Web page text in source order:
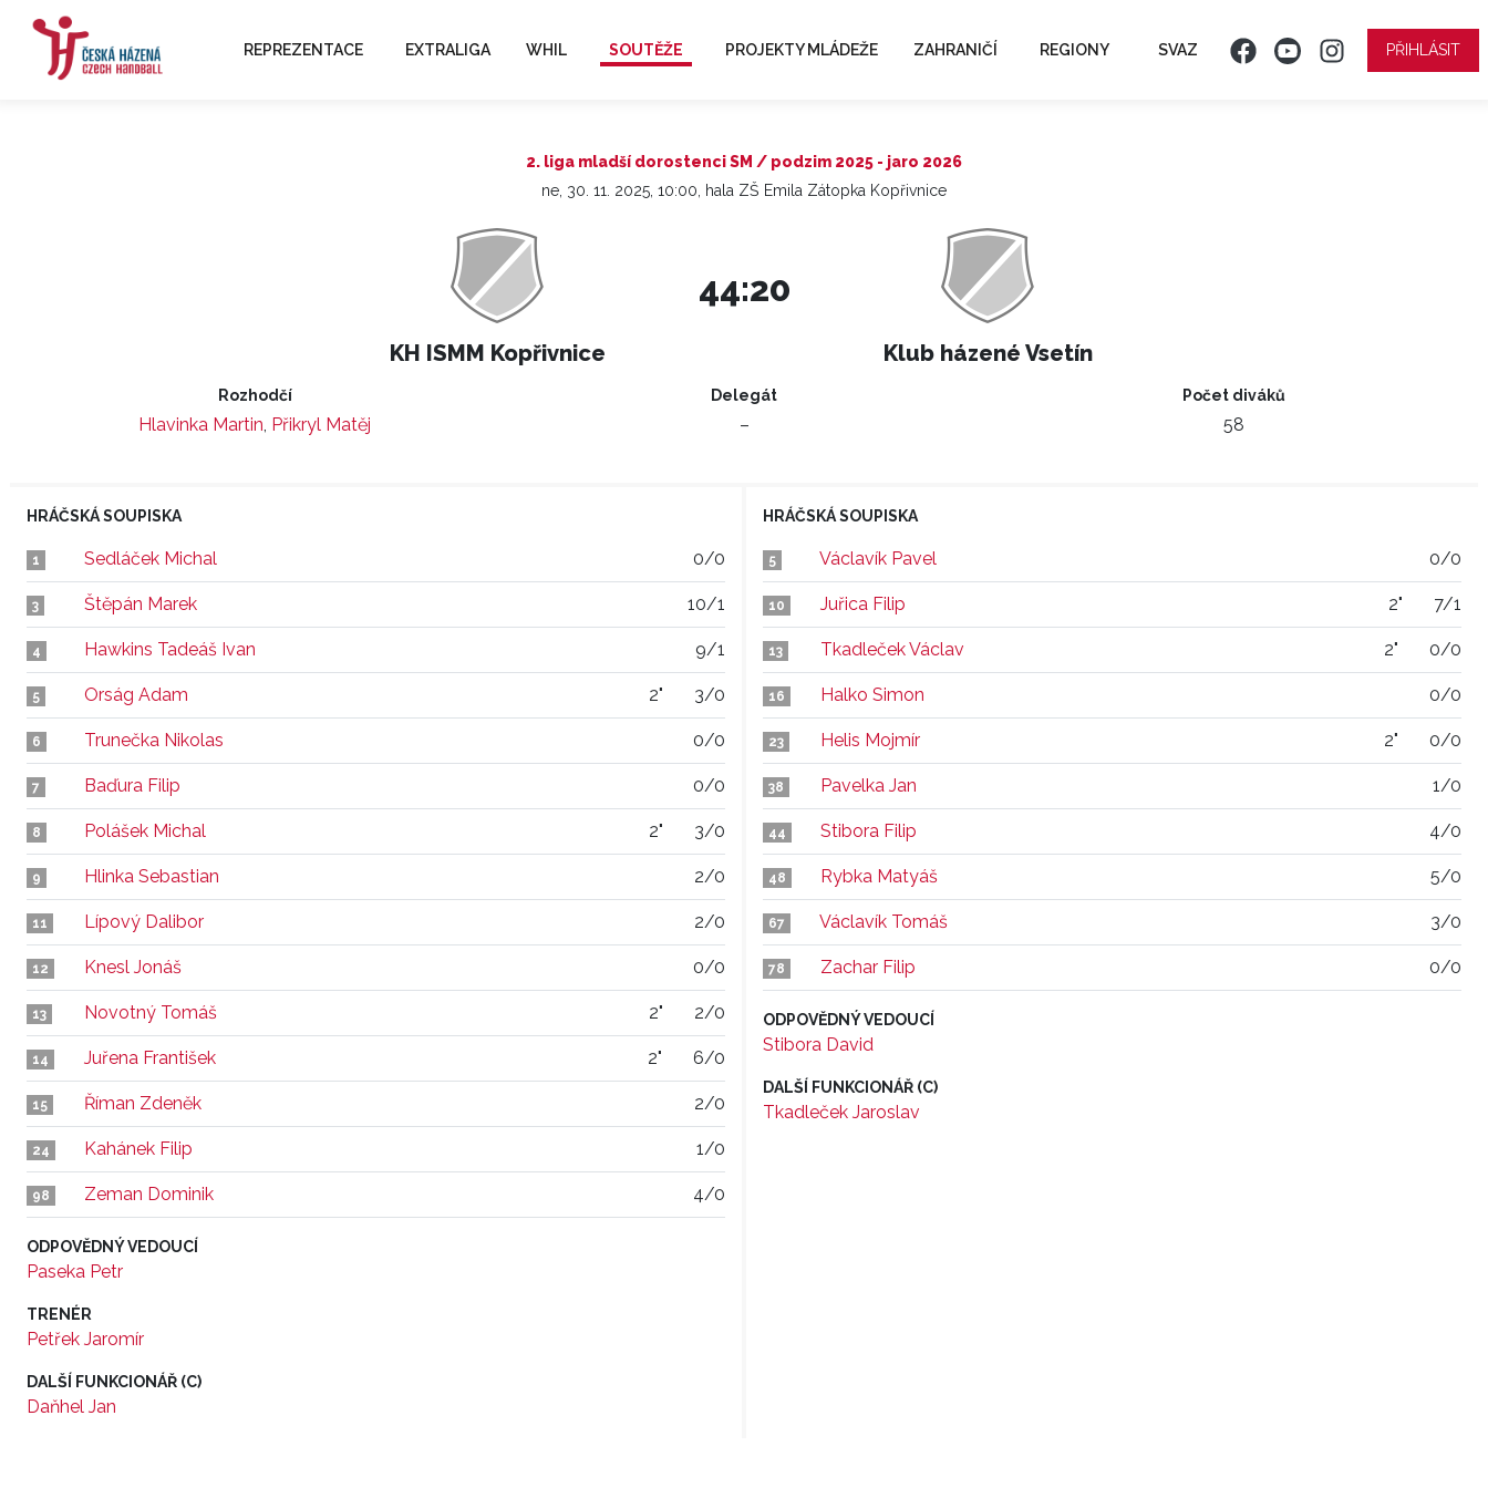
REPREZENTACE EXTRALIGA WHIL SOUTĚŽE PROJEKTY MLÁDEŽE ZAHRANIČÍ REGIONY SVAZ PŘIHLÁSIT
2. liga mladší dorostenci SM / podzim 2025 - jaro 2026
ne, 30. 11. 2025, 10:00, hala ZŠ Emila Zátopka Kopřivnice
KH ISMM Kopřivnice
44:20
Klub házené Vsetín
Rozhodčí
Hlavinka Martin, Přikryl Matěj
Delegát
–
Počet diváků
58
HRÁČSKÁ SOUPISKA
1 Sedláček Michal 0/0
3 Štěpán Marek 10/1
4 Hawkins Tadeáš Ivan 9/1
5 Orság Adam 2" 3/0
6 Trunečka Nikolas 0/0
7 Baďura Filip 0/0
8 Polášek Michal 2" 3/0
9 Hlinka Sebastian 2/0
11 Lípový Dalibor 2/0
12 Knesl Jonáš 0/0
13 Novotný Tomáš 2" 2/0
14 Juřena František 2" 6/0
15 Říman Zdeněk 2/0
24 Kahánek Filip 1/0
98 Zeman Dominik 4/0
ODPOVĚDNÝ VEDOUCÍ
Paseka Petr
TRENÉR
Petřek Jaromír
DALŠÍ FUNKCIONÁŘ (C)
Daňhel Jan
HRÁČSKÁ SOUPISKA
5 Václavík Pavel 0/0
10 Juřica Filip 2" 7/1
13 Tkadleček Václav 2" 0/0
16 Halko Simon 0/0
23 Helis Mojmír 2" 0/0
38 Pavelka Jan 1/0
44 Stibora Filip 4/0
48 Rybka Matyáš 5/0
67 Václavík Tomáš 3/0
78 Zachar Filip 0/0
ODPOVĚDNÝ VEDOUCÍ
Stibora David
DALŠÍ FUNKCIONÁŘ (C)
Tkadleček Jaroslav